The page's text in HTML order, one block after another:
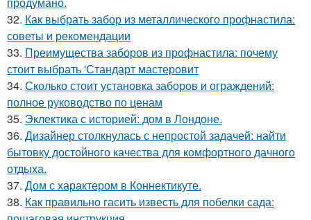
32. Как выбрать забор из металлического профнастила:
советы и рекомендации
33. Преимущества заборов из профнастила: почему
стоит выбрать 'Стандарт мастеровит
34. Сколько стоит установка заборов и ограждений:
полное руководство по ценам
35. Эклектика с историей: дом в Лондоне.
36. Дизайнер столкнулась с непростой задачей: найти
бытовку достойного качества для комфортного дачного
отдыха.
37. Дом с характером в Коннектикуте.
38. Как правильно гасить известь для побелки сада: